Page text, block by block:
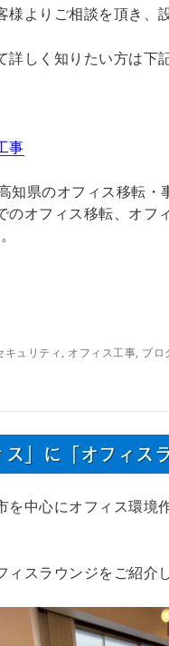
よりご相談を頂き、
詳しく知りたい方は下
事
知県のオフィス移転・
のオフィス移転、オフ
キュリティ, オフィス工事, ブロ
」に「オフィス
を中心にオフィス環境
スラウンジをご紹介